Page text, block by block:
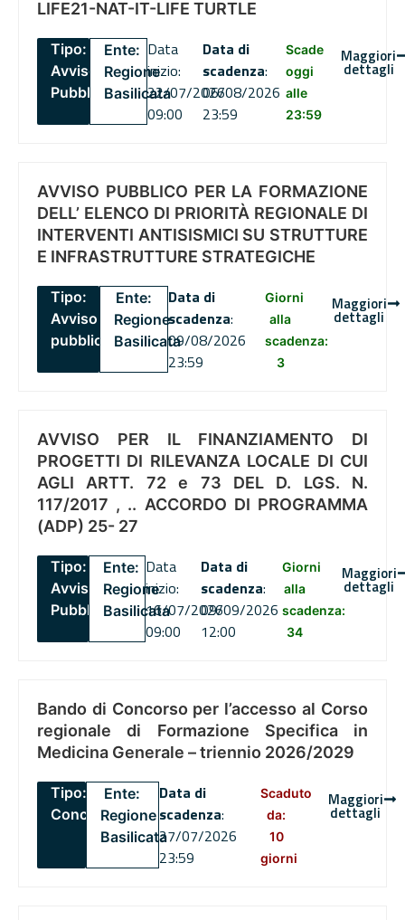
LIFE21-NAT-IT-LIFE TURTLE
Tipo:
Avviso
Pubblico
Ente:
Regione
Basilicata
Data
inizio:
22/07/2026
09:00
Data di
scadenza:
06/08/2026
23:59
Scade
oggi
alle
23:59
Maggiori
dettagli
AVVISO PUBBLICO PER LA FORMAZIONE
DELL’ ELENCO DI PRIORITÀ REGIONALE DI
INTERVENTI ANTISISMICI SU STRUTTURE
E INFRASTRUTTURE STRATEGICHE
Tipo:
Avviso
pubblico
Ente:
Regione
Basilicata
Data di
scadenza:
09/08/2026
23:59
Giorni
alla
scadenza:
3
Maggiori
dettagli
AVVISO PER IL FINANZIAMENTO DI
PROGETTI DI RILEVANZA LOCALE DI CUI
AGLI ARTT. 72 e 73 DEL D. LGS. N.
117/2017 , .. ACCORDO DI PROGRAMMA
(ADP) 25- 27
Tipo:
Avviso
Pubblico
Ente:
Regione
Basilicata
Data
inizio:
16/07/2026
09:00
Data di
scadenza:
09/09/2026
12:00
Giorni
alla
scadenza:
34
Maggiori
dettagli
Bando di Concorso per l’accesso al Corso
regionale di Formazione Specifica in
Medicina Generale – triennio 2026/2029
Tipo:
Concorsi
Ente:
Regione
Basilicata
Data di
scadenza:
27/07/2026
23:59
Scaduto
da:
10
giorni
Maggiori
dettagli